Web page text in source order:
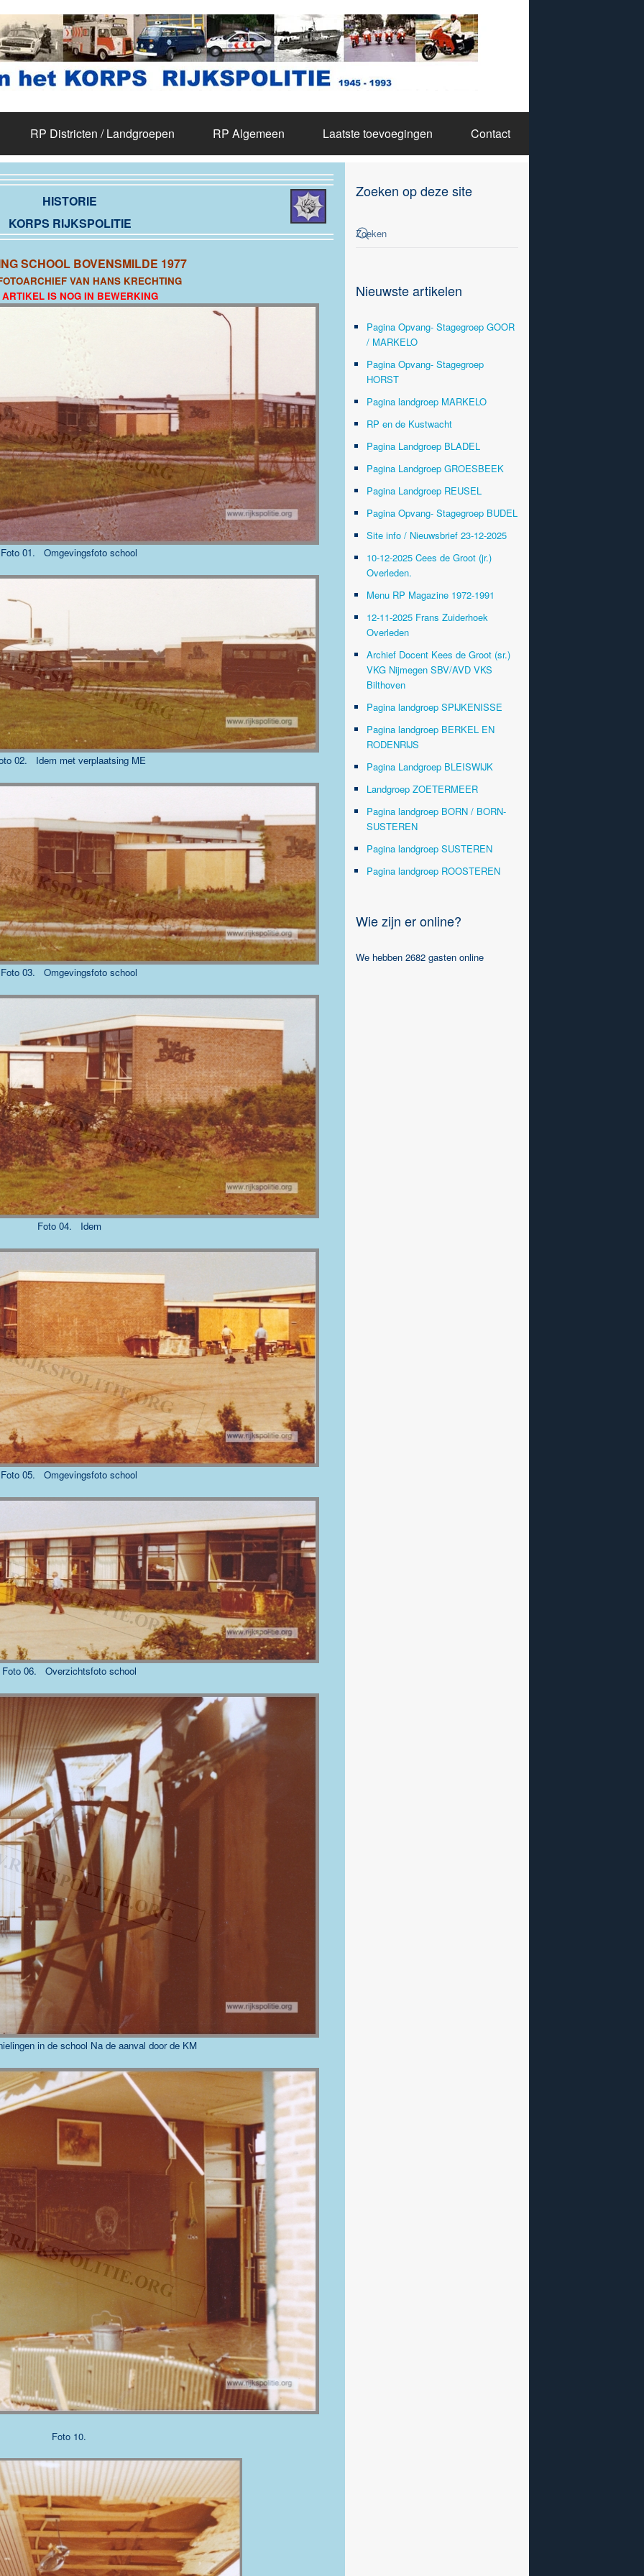
RP Districten / Landgroepen RP Algemeen Laatste toevoegingen Contact
HISTORIE
KORPS RIJKSPOLITIE
SCHOOL BOVENSMILDE 1977
VAN HANS KRECHTING
IS NOG IN BEWERKING
Foto 01. Omgevingsfoto school
02. Idem met verplaatsing ME
Foto 03. Omgevingsfoto school
Foto 04. Idem
Foto 05. Omgevingsfoto school
Foto 06. Overzichtsfoto school
in de school Na de aanval door de KM
Foto 10.
Zoeken op deze site
Nieuwste artikelen
Pagina Opvang- Stagegroep GOOR
/ MARKELO
Pagina Opvang- Stagegroep
HORST
Pagina landgroep MARKELO
RP en de Kustwacht
Pagina Landgroep BLADEL
Pagina Landgroep GROESBEEK
Pagina Landgroep REUSEL
Pagina Opvang- Stagegroep BUDEL
Site info / Nieuwsbrief 23-12-2025
10-12-2025 Cees de Groot (jr.)
Overleden.
Menu RP Magazine 1972-1991
12-11-2025 Frans Zuiderhoek
Overleden
Archief Docent Kees de Groot (sr.)
VKG Nijmegen SBV/AVD VKS
Bilthoven
Pagina landgroep SPIJKENISSE
Pagina landgroep BERKEL EN
RODENRIJS
Pagina Landgroep BLEISWIJK
Landgroep ZOETERMEER
Pagina landgroep BORN / BORN-
SUSTEREN
Pagina landgroep SUSTEREN
Pagina landgroep ROOSTEREN
Wie zijn er online?
We hebben 2682 gasten online